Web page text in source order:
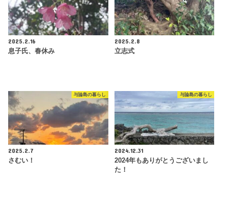
2025.2.16
息子氏、春休み
2025.2.8
立志式
与論島の暮らし
2025.2.7
さむい！
与論島の暮らし
2024.12.31
2024年もありがとうございまし
た！